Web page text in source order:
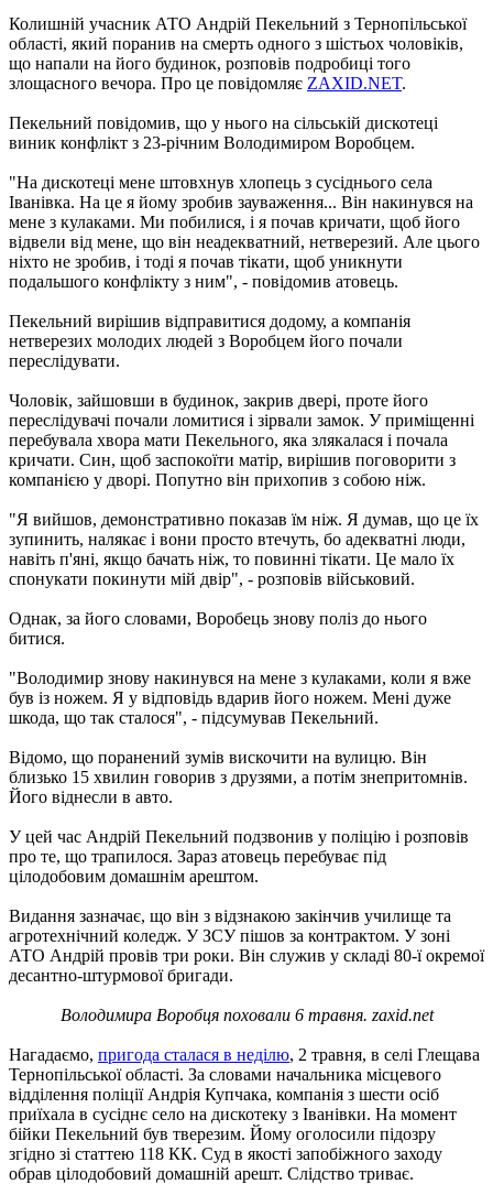
Колишній учасник АТО Андрій Пекельний з Тернопільської
області, який поранив на смерть одного з шістьох чоловіків,
що напали на його будинок, розповів подробиці того
злощасного вечора. Про це повідомляє ZAXID.NET.
Пекельний повідомив, що у нього на сільській дискотеці
виник конфлікт з 23-річним Володимиром Воробцем.
"На дискотеці мене штовхнув хлопець з сусіднього села
Іванівка. На це я йому зробив зауваження... Він накинувся на
мене з кулаками. Ми побилися, і я почав кричати, щоб його
відвели від мене, що він неадекватний, нетверезий. Але цього
ніхто не зробив, і тоді я почав тікати, щоб уникнути
подальшого конфлікту з ним", - повідомив атовець.
Пекельний вирішив відправитися додому, а компанія
нетверезих молодих людей з Воробцем його почали
переслідувати.
Чоловік, зайшовши в будинок, закрив двері, проте його
переслідувачі почали ломитися і зірвали замок. У приміщенні
перебувала хвора мати Пекельного, яка злякалася і почала
кричати. Син, щоб заспокоїти матір, вирішив поговорити з
компанією у дворі. Попутно він прихопив з собою ніж.
"Я вийшов, демонстративно показав їм ніж. Я думав, що це їх
зупинить, налякає і вони просто втечуть, бо адекватні люди,
навіть п'яні, якщо бачать ніж, то повинні тікати. Це мало їх
спонукати покинути мій двір", - розповів військовий.
Однак, за його словами, Воробець знову поліз до нього
битися.
"Володимир знову накинувся на мене з кулаками, коли я вже
був із ножем. Я у відповідь вдарив його ножем. Мені дуже
шкода, що так сталося", - підсумував Пекельний.
Відомо, що поранений зумів вискочити на вулицю. Він
близько 15 хвилин говорив з друзями, а потім знепритомнів.
Його віднесли в авто.
У цей час Андрій Пекельний подзвонив у поліцію і розповів
про те, що трапилося. Зараз атовець перебуває під
цілодобовим домашнім арештом.
Видання зазначає, що він з відзнакою закінчив училище та
агротехнічний коледж. У ЗСУ пішов за контрактом. У зоні
АТО Андрій провів три роки. Він служив у складі 80-ї окремої
десантно-штурмової бригади.
Володимира Воробця поховали 6 травня. zaxid.net
Нагадаємо, пригода сталася в неділю, 2 травня, в селі Глещава
Тернопільської області. За словами начальника місцевого
відділення поліції Андрія Купчака, компанія з шести осіб
приїхала в сусіднє село на дискотеку з Іванівки. На момент
бійки Пекельний був тверезим. Йому оголосили підозру
згідно зі статтею 118 КК. Суд в якості запобіжного заходу
обрав цілодобовий домашній арешт. Слідство триває.